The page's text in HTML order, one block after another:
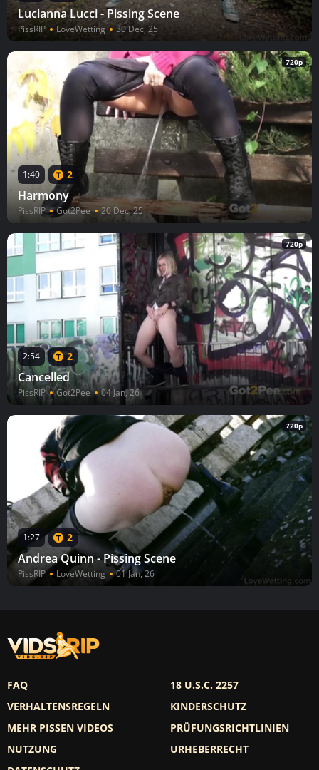
Lucianna Lucci - Pissing Scene
PissRIP LoveWetting 30 Dec, 25
720p
1:40 2
Harmony
PissRIP Got2Pee 20 Dec, 25
720p
2:54 2
Cancelled
PissRIP Got2Pee 04 Jan, 26
720p
1:27 2
Andrea Quinn - Pissing Scene
PissRIP LoveWetting 01 Jan, 26
FAQ
VERHALTENSREGELN
MEHR PISSEN VIDEOS
NUTZUNG
18 U.S.C. 2257
KINDERSCHUTZ
PRÜFUNGSRICHTLINIEN
URHEBERRECHT